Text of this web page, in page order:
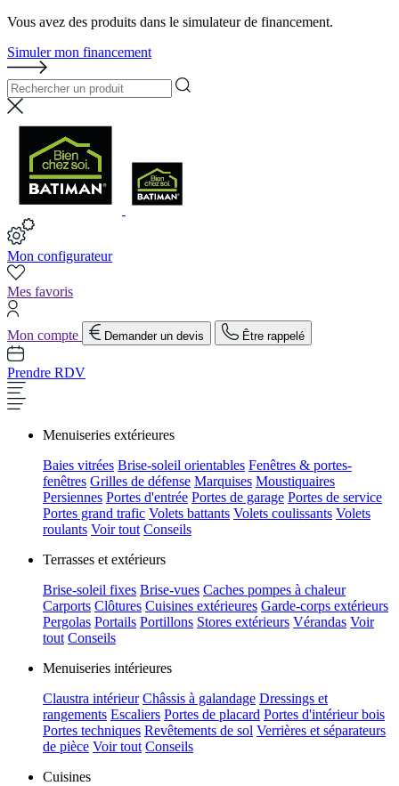
Vous avez des produits dans le simulateur de financement.
Simuler mon financement
Mon configurateur
Mes favoris
Mon compte Demander un devis Être rappelé
Prendre RDV
Menuiseries extérieures
Baies vitrées Brise-soleil orientables Fenêtres & portes-
fenêtres Grilles de défense Marquises Moustiquaires
Persiennes Portes d'entrée Portes de garage Portes de service
Portes grand trafic Volets battants Volets coulissants Volets
roulants Voir tout Conseils
Terrasses et extérieurs
Brise-soleil fixes Brise-vues Caches pompes à chaleur
Carports Clôtures Cuisines extérieures Garde-corps extérieurs
Pergolas Portails Portillons Stores extérieurs Vérandas Voir
tout Conseils
Menuiseries intérieures
Claustra intérieur Châssis à galandage Dressings et
rangements Escaliers Portes de placard Portes d'intérieur bois
Portes techniques Revêtements de sol Verrières et séparateurs
de pièce Voir tout Conseils
Cuisines